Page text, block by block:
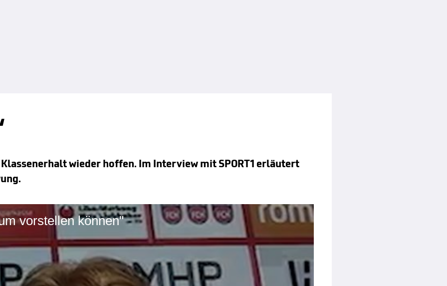
wieder hoffen. Im Interview mit SPORT1 erläutert
vorstellen können"